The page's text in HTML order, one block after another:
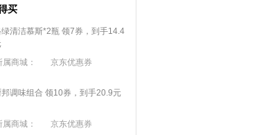
买
清洁慕斯*2瓶 领7券，到手14.4
属商城：
京东优惠券
邦调味组合 领10券，到手20.9元
属商城： 京东优惠券